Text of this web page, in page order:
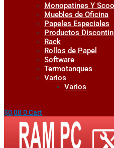
Monopatines Y
Muebles de Oficina
Papeles Especiales
Productos
Rack
Rollos de Papel
Software
Termotanques
Varios
Varios
$0,000Cart